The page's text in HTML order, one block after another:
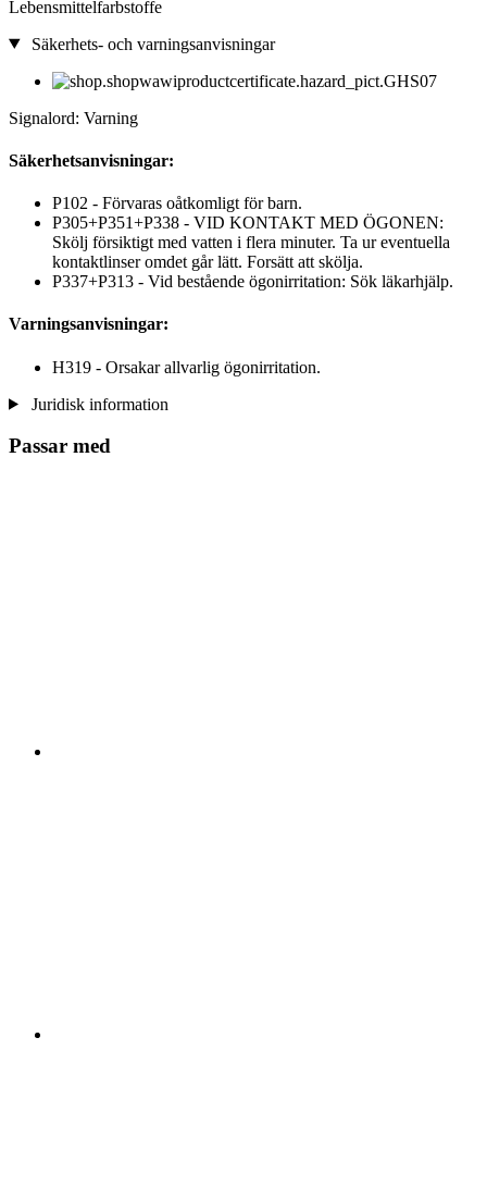
Lebensmittelfarbstoffe
Säkerhets- och varningsanvisningar
Signalord: Varning
Säkerhetsanvisningar:
P102 - Förvaras oåtkomligt för barn.
P305+P351+P338 - VID KONTAKT MED ÖGONEN:
Skölj försiktigt med vatten i flera minuter. Ta ur eventuella
kontaktlinser omdet går lätt. Forsätt att skölja.
P337+P313 - Vid bestående ögonirritation: Sök läkarhjälp.
Varningsanvisningar:
H319 - Orsakar allvarlig ögonirritation.
Juridisk information
Passar med